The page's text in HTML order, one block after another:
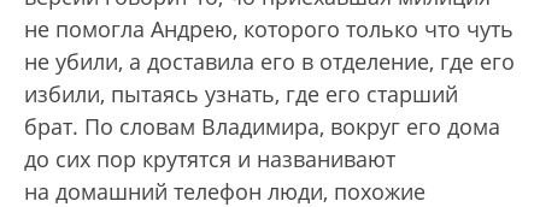
не помогла Андрею, которого только что чуть
не убили, а доставила его в отделение, где его
избили, пытаясь узнать, где его старший
брат. По словам Владимира, вокруг его дома
до сих пор крутятся и названивают
на домашний телефон люди, похожие